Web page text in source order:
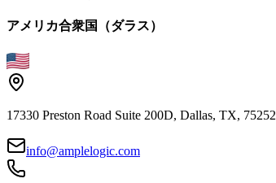
アメリカ合衆国（ダラス）
17330 Preston Road Suite 200D, Dallas, TX, 75252
info@amplelogic.com